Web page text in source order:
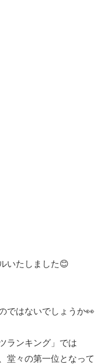
いたしました😊
ではないでしょうか👀
ランキング」では
堂々の第一位となって